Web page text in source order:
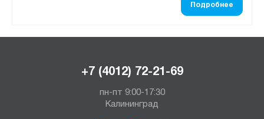
Подробнее
+7 (4012) 72-21-69
пн-пт 9:00-17:30
Калининград